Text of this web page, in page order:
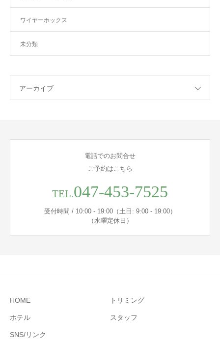
ワイヤーホックス
未分類
アーカイブ
電話でのお問合せ
ご予約はこちら
TEL.047-453-7525
受付時間 / 10:00 - 19:00（土日: 9:00 - 19:00）
（水曜定休日）
HOME トリミング
ホテル スタッフ
SNS/リンク